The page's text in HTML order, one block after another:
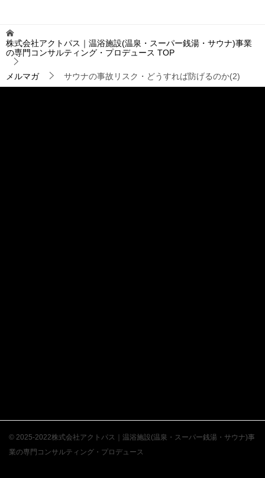
ゲ
ー
シ
ョ
ン
株式会社アクトパス｜温浴施設(温泉・スーパー銭湯・サウナ)事業
の専門コンサルティング・プロデュース TOP
メルマガ サウナの事故リスク・どうすれば防げるのか(2)
© 2025-2022株式会社アクトパス｜温浴施設(温泉・スーパー銭湯・サウナ)事
業の専門コンサルティング・プロデュース